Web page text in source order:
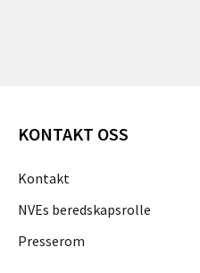
KONTAKT OSS
Kontakt
NVEs beredskapsrolle
Presserom